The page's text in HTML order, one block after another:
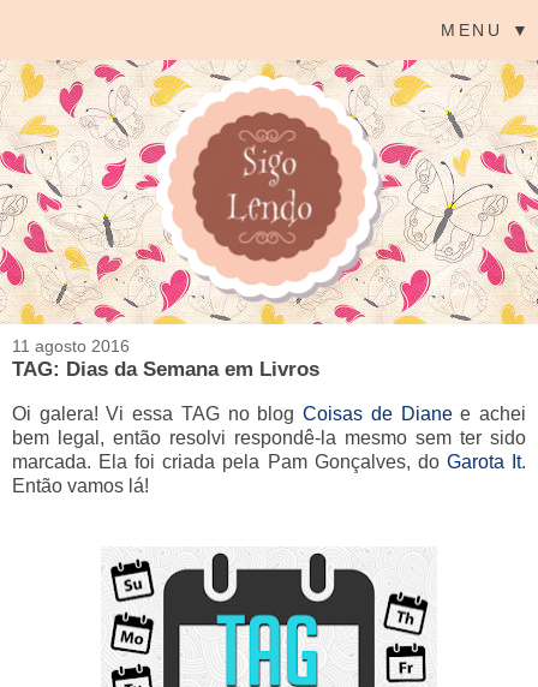
MENU ▼
11 agosto 2016
TAG: Dias da Semana em Livros
Oi galera! Vi essa TAG no blogCoisas de Dianee achei
bem legal, então resolvi respondê-la mesmo sem ter sido
marcada. Ela foi criada pela Pam Gonçalves, do Garota It.
Então vamos lá!